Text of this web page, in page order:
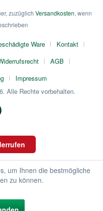
zuzüglich Versandkosten, wenn
Ware
Kontakt
AGB
Impressum
Alle Rechte vorbehalten.
um Ihnen die bestmögliche
zu können.